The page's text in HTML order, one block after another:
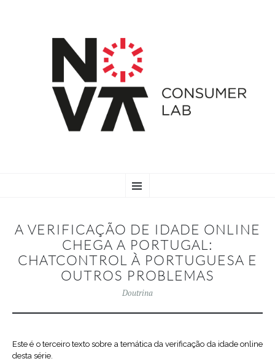
TO
A VERIFICAÇÃO DE IDADE ONLINE
CHEGA A PORTUGAL:
CHATCONTROL À PORTUGUESA E
OUTROS PROBLEMAS
Doutrina
Este é o terceiro texto sobre a temática da verificação da idade online
desta série.